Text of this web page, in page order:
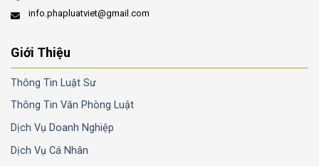
info.phapluatviet@gmail.com
Giới Thiệu
Thông Tin Luật Sư
Thông Tin Văn Phòng Luật
Dịch Vụ Doanh Nghiệp
Dịch Vụ Cá Nhân